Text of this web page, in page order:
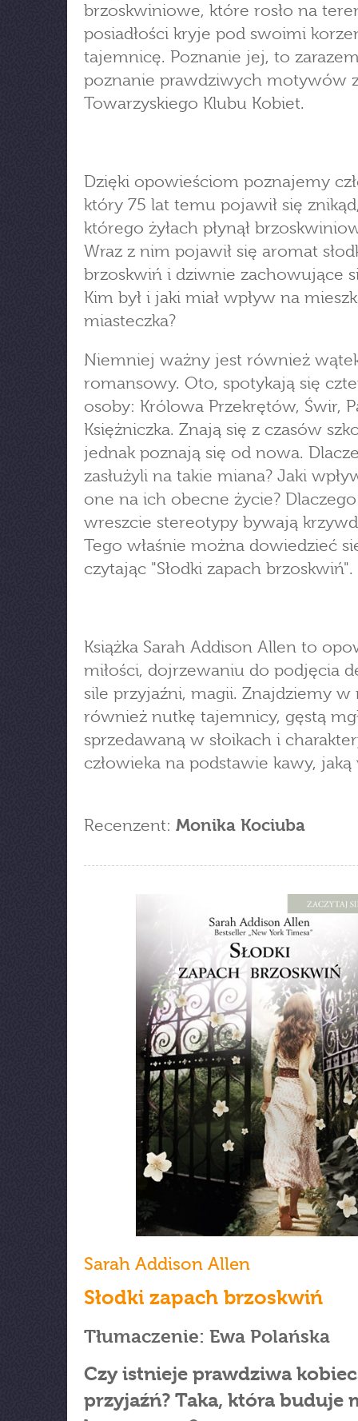
brzoskwiniowe, które rosło na
posiadłości kryje pod swoimi
tajemnicę. Poznanie jej, to
poznanie prawdziwych motywów
Towarzyskiego Klubu Kobiet.
Dzięki opowieściom poznajemy
który 75 lat temu pojawił się
którego żyłach płynął
Wraz z nim pojawił się aromat
brzoskwiń i dziwnie zachowujące
Kim był i jaki miał wpływ na
miasteczka?
Niemniej ważny jest również
romansowy. Oto, spotykają się
osoby: Królowa Przekrętów, Świr,
Księżniczka. Znają się z czasów
jednak poznają się od nowa.
zasłużyli na takie miana? Jaki
one na ich obecne życie? Dlaczego
wreszcie stereotypy bywają
Tego właśnie można dowiedzieć
czytając "Słodki zapach brzoskwiń".
Książka Sarah Addison Allen to
miłości, dojrzewaniu do podjęcia
sile przyjaźni, magii. Znajdziemy w
również nutkę tajemnicy, gęstą
sprzedawaną w słoikach i
człowieka na podstawie kawy, jaką
Recenzent: Monika Kociuba
Sarah Addison Allen
Słodki zapach brzoskwiń
Tłumaczenie: Ewa Polańska
Czy istnieje prawdziwa
przyjaźń? Taka, która buduje